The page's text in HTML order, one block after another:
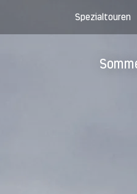
Spezialtouren